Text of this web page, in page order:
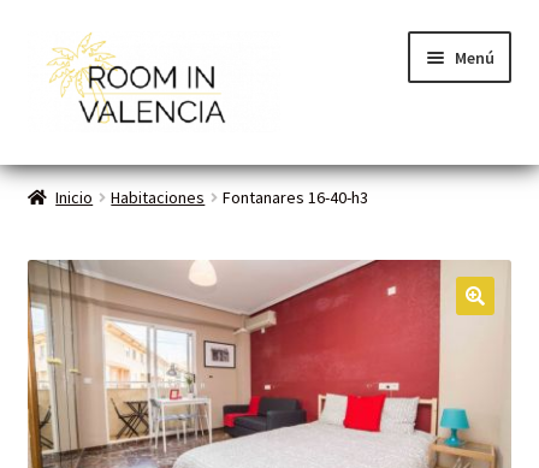
Menú
Inicio
Cómo funciona
Contacto
Planes VLC
Inicio Habitaciones Fontanares 16-40-h3